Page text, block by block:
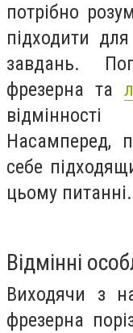
потрібно
підходити
завдань.
фрезерна та
Насамперед,
себе
цьому питанні.
Відмінні
Виходячи з
фрезерна